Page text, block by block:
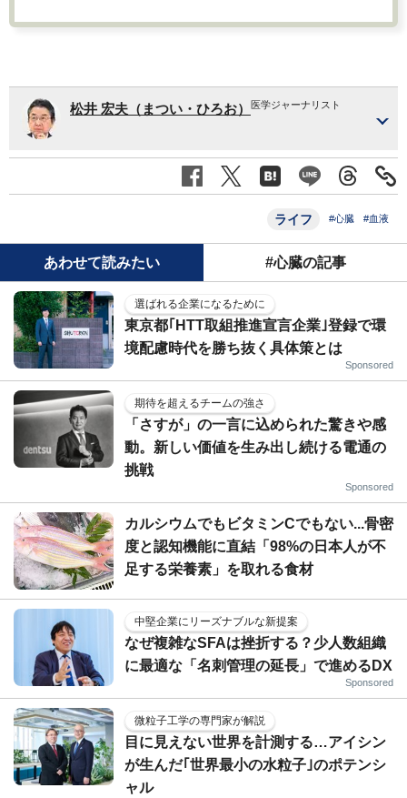
松井 宏夫（まつい・ひろお） 医学ジャーナリスト
ライフ #心臓 #血液
あわせて読みたい #心臓の記事
選ばれる企業になるために
東京都｢HTT取組推進宣言企業｣登録で環
境配慮時代を勝ち抜く具体策とは
Sponsored
期待を超えるチームの強さ
「さすが」の一言に込められた驚きや感
動。新しい価値を生み出し続ける電通の
挑戦
Sponsored
カルシウムでもビタミンCでもない...骨密
度と認知機能に直結「98%の日本人が不
足する栄養素」を取れる食材
中堅企業にリーズナブルな新提案
なぜ複雑なSFAは挫折する？少人数組織
に最適な「名刺管理の延長」で進めるDX
Sponsored
微粒子工学の専門家が解説
目に見えない世界を計測する…アイシン
が生んだ｢世界最小の水粒子｣のポテンシ
ャル